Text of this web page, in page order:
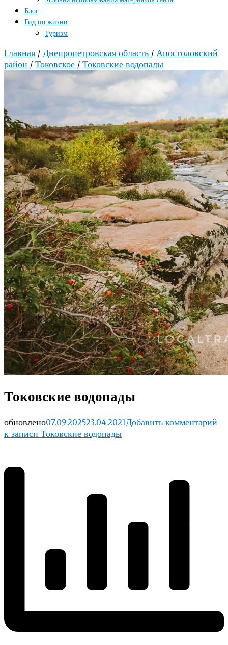
Блог
Гид по жизни
Туризм
Главная / Днепропетровская область / Апостоловский
район / Токовское / Токовские водопады
Токовские водопады
обновлено07.09.202523.04.2021Добавить комментарий
к записи Токовские водопады